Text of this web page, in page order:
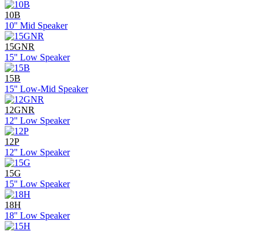
10B
10'' Mid Speaker
15GNR
15'' Low Speaker
15B
15'' Low-Mid Speaker
12GNR
12'' Low Speaker
12P
12'' Low Speaker
15G
15'' Low Speaker
18H
18'' Low Speaker